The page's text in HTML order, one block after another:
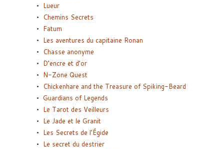
Lueur
Chemins Secrets
Fatum
Les aventures du capitaine Ronan
Chasse anonyme
D’encre et d’or
N-Zone Quest
Chickenhare and the Treasure of Spiking-Beard
Guardians of Legends
Le Tarot des Veilleurs
Le Jade et le Granit
Les Secrets de l’Égide
Le secret du destrier